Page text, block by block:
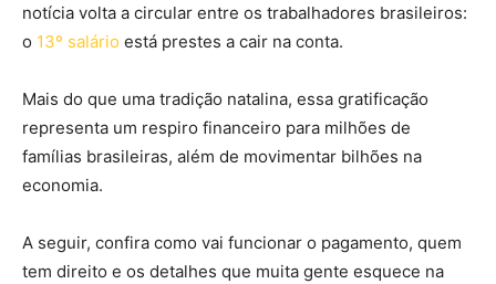
notícia volta a circular entre os trabalhadores brasileiros:
o 13º salário está prestes a cair na conta.
Mais do que uma tradição natalina, essa gratificação
representa um respiro financeiro para milhões de
famílias brasileiras, além de movimentar bilhões na
economia.
A seguir, confira como vai funcionar o pagamento, quem
tem direito e os detalhes que muita gente esquece na